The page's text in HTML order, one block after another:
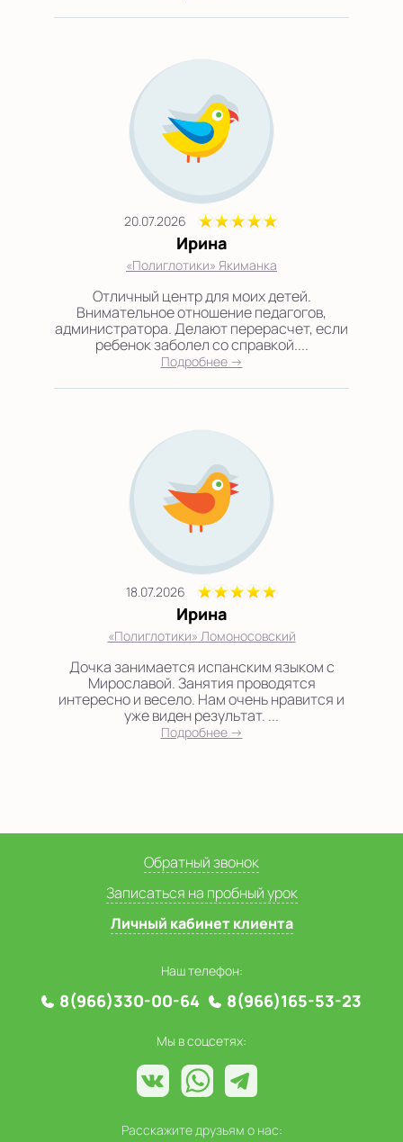
20.07.2026
Ирина
«Полиглотики» Якиманка
Отличный центр для моих детей.
Внимательное отношение педагогов,
администратора. Делают перерасчет, если
ребенок заболел со справкой....
Подробнее →
18.07.2026
Ирина
«Полиглотики» Ломоносовский
Дочка занимается испанским языком с
Мирославой. Занятия проводятся
интересно и весело. Нам очень нравится и
уже виден результат. ...
Подробнее →
Обратный звонок
Записаться на пробный урок
Личный кабинет клиента
Наш телефон:
8(966)330-00-64 8(966)165-53-23
Мы в соцсетях:
Расскажите друзьям о нас: